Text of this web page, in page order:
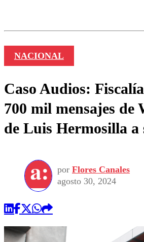
NACIONAL
Caso Audios:
700 mil mensajes de
de Luis Hermosilla a
por Flores Canales
agosto 30, 2024